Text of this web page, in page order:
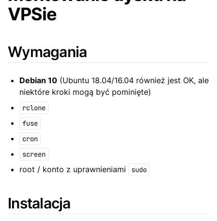
VPSie
Wymagania
Debian 10 (Ubuntu 18.04/16.04 również jest OK, ale
niektóre kroki mogą być pominięte)
rclone
fuse
cron
screen
root / konto z uprawnieniami sudo
Instalacja